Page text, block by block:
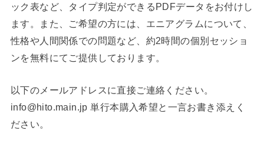
ック表など、タイプ判定ができるPDFデータをお付けし
ます。また、ご希望の方には、エニアグラムについて、
性格や人間関係での問題など、約2時間の個別セッショ
ンを無料にてご提供しております。
以下のメールアドレスに直接ご連絡ください。
info@hito.main.jp 単行本購入希望と一言お書き添えく
ださい。